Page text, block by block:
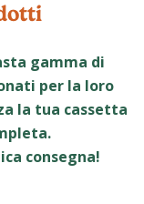
gamma di
per la loro
la tua cassetta
consegna!